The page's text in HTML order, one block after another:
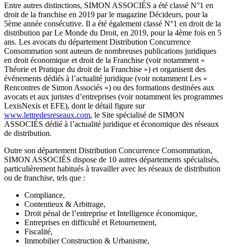
Entre autres distinctions, SIMON ASSOCIÉS a été classé N°1 en
droit de la franchise en 2019 par le magazine Décideurs, pour la
5ème année consécutive. Il a été également classé N°1 en droit de la
distribution par Le Monde du Droit, en 2019, pour la 4ème fois en 5
ans. Les avocats du département Distribution Concurrence
Consommation sont auteurs de nombreuses publications juridiques
en droit économique et droit de la Franchise (voir notamment «
Théorie et Pratique du droit de la Franchise ») et organisent des
événements dédiés à l’actualité juridique (voir notamment Les «
Rencontres de Simon Associés ») ou des formations destinées aux
avocats et aux juristes d’entreprises (voir notamment les programmes
LexisNexis et EFE), dont le détail figure sur
www.lettredesreseaux.com, le Site spécialisé de SIMON
ASSOCIÉS dédié à l’actualité juridique et économique des réseaux
de distribution.
Outre son département Distribution Concurrence Consommation,
SIMON ASSOCIÉS dispose de 10 autres départements spécialisés,
particulièrement habitués à travailler avec les réseaux de distribution
ou de franchise, tels que :
Compliance,
Contentieux & Arbitrage,
Droit pénal de l’entreprise et Intelligence économique,
Entreprises en difficulté et Retournement,
Fiscalité,
Immobilier Construction & Urbanisme,